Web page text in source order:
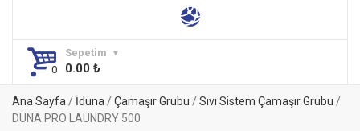
Sepetim
0.00 ₺
Ana Sayfa/ İduna/ Çamaşır Grubu / Sıvı Sistem Çamaşır Grubu /
DUNA PRO LAUNDRY 500